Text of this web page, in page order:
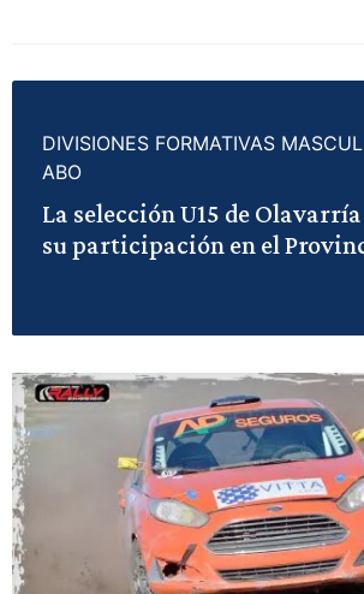
DIVISIONES FORMATIVAS
ABO
La selección U15 de
su participación en el